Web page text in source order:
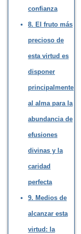
confianza
8. El fruto más
precioso de
esta virtud es
disponer
principalmente
al alma para la
abundancia de
efusiones
divinas y la
caridad
perfecta
9. Medios de
alcanzar esta
virtud: la